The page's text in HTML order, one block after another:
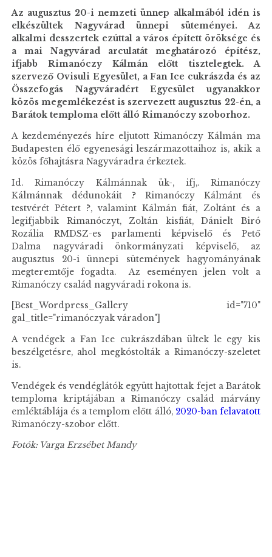
Az augusztus 20-i nemzeti ünnep alkalmából idén is
elkészültek Nagyvárad ünnepi süteményei. Az
alkalmi desszertek ezúttal a város épített öröksége és
a mai Nagyvárad arculatát meghatározó építész,
ifjabb Rimanóczy Kálmán előtt tisztelegtek. A
szervező Ovisuli Egyesület, a Fan Ice cukrászda és az
Összefogás Nagyváradért Egyesület ugyanakkor
közös megemlékezést is szervezett augusztus 22-én, a
Barátok temploma előtt álló Rimanóczy szoborhoz.
A kezdeményezés híre eljutott Rimanóczy Kálmán ma
Budapesten élő egyenesági leszármazottaihoz is, akik a
közös főhajtásra Nagyváradra érkeztek.
Id. Rimanóczy Kálmánnak ük-, ifj,. Rimanóczy
Kálmánnak dédunokáit ? Rimanóczy Kálmánt és
testvérét Pétert ?, valamint Kálmán fiát, Zoltánt és a
legifjabbik Rimanóczyt, Zoltán kisfiát, Dánielt Biró
Rozália RMDSZ-es parlamenti képviselő és Pető
Dalma nagyváradi önkormányzati képviselő, az
augusztus 20-i ünnepi sütemények hagyományának
megteremtője fogadta. Az eseményen jelen volt a
Rimanóczy család nagyváradi rokona is.
[Best_Wordpress_Gallery id="710"
gal_title="rimanóczyak váradon"]
A vendégek a Fan Ice cukrászdában ültek le egy kis
beszélgetésre, ahol megkóstolták a Rimanóczy-szeletet
is.
Vendégek és vendéglátók együtt hajtottak fejet a Barátok
temploma kriptájában a Rimanóczy család márvány
emléktáblája és a templom előtt álló, 2020-ban felavatott
Rimanóczy-szobor előtt.
Fotók: Varga Erzsébet Mandy